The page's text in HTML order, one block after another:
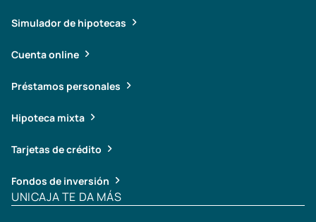
Simulador de hipotecas
Cuenta online
Préstamos personales
Hipoteca mixta
Tarjetas de crédito
Fondos de inversión
UNICAJA TE DA MÁS